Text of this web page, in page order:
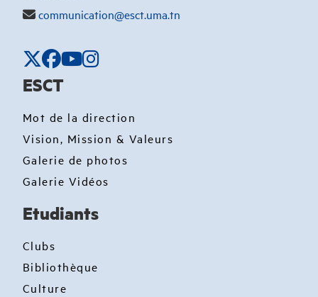
communication@esct.uma.tn
ESCT
Mot de la direction
Vision, Mission & Valeurs
Galerie de photos
Galerie Vidéos
Etudiants
Clubs
Bibliothèque
Culture